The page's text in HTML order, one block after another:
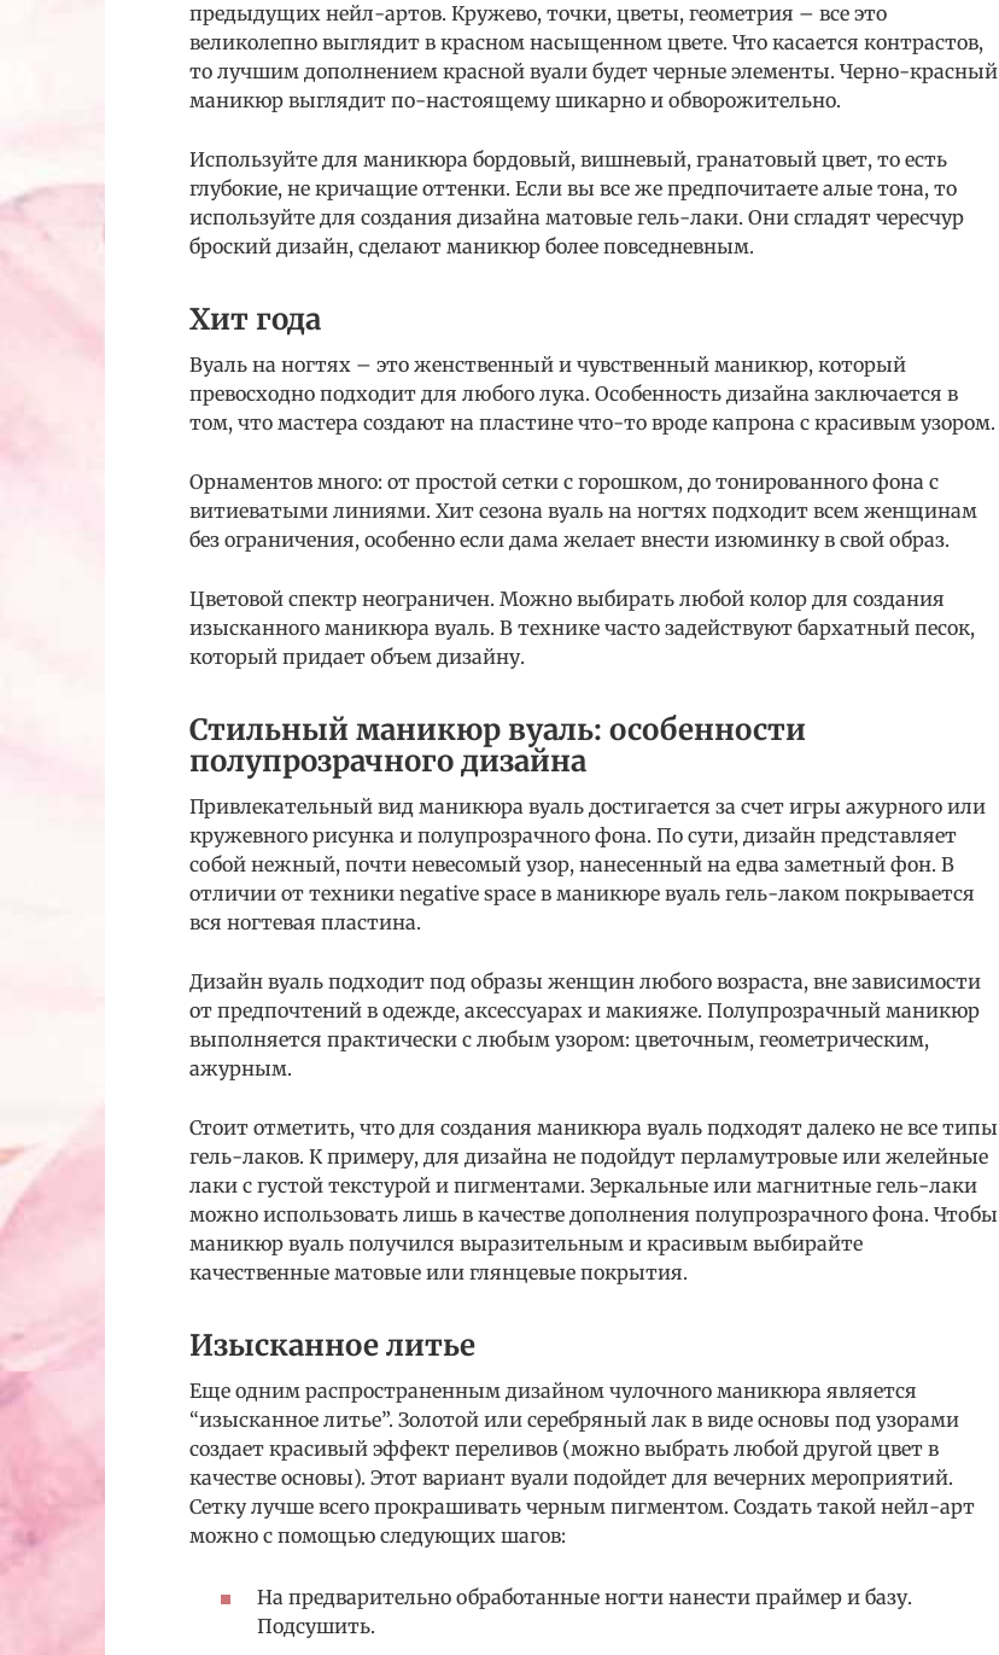
предыдущих нейл-артов. Кружево, точки, цветы, геометрия – все это
великолепно выглядит в красном насыщенном цвете. Что касается контрастов,
то лучшим дополнением красной вуали будет черные элементы. Черно-красный
маникюр выглядит по-настоящему шикарно и обворожительно.
Используйте для маникюра бордовый, вишневый, гранатовый цвет, то есть
глубокие, не кричащие оттенки. Если вы все же предпочитаете алые тона, то
используйте для создания дизайна матовые гель-лаки. Они сгладят чересчур
броский дизайн, сделают маникюр более повседневным.
Хит года
Вуаль на ногтях – это женственный и чувственный маникюр, который
превосходно подходит для любого лука. Особенность дизайна заключается в
том, что мастера создают на пластине что-то вроде капрона с красивым узором.
Орнаментов много: от простой сетки с горошком, до тонированного фона с
витиеватыми линиями. Хит сезона вуаль на ногтях подходит всем женщинам
без ограничения, особенно если дама желает внести изюминку в свой образ.
Цветовой спектр неограничен. Можно выбирать любой колор для создания
изысканного маникюра вуаль. В технике часто задействуют бархатный песок,
который придает объем дизайну.
Стильный маникюр вуаль: особенности
полупрозрачного дизайна
Привлекательный вид маникюра вуаль достигается за счет игры ажурного или
кружевного рисунка и полупрозрачного фона. По сути, дизайн представляет
собой нежный, почти невесомый узор, нанесенный на едва заметный фон. В
отличии от техники negative space в маникюре вуаль гель-лаком покрывается
вся ногтевая пластина.
Дизайн вуаль подходит под образы женщин любого возраста, вне зависимости
от предпочтений в одежде, аксессуарах и макияже. Полупрозрачный маникюр
выполняется практически с любым узором: цветочным, геометрическим,
ажурным.
Стоит отметить, что для создания маникюра вуаль подходят далеко не все типы
гель-лаков. К примеру, для дизайна не подойдут перламутровые или желейные
лаки с густой текстурой и пигментами. Зеркальные или магнитные гель-лаки
можно использовать лишь в качестве дополнения полупрозрачного фона. Чтобы
маникюр вуаль получился выразительным и красивым выбирайте
качественные матовые или глянцевые покрытия.
Изысканное литье
Еще одним распространенным дизайном чулочного маникюра является
“изысканное литье”. Золотой или серебряный лак в виде основы под узорами
создает красивый эффект переливов (можно выбрать любой другой цвет в
качестве основы). Этот вариант вуали подойдет для вечерних мероприятий.
Сетку лучше всего прокрашивать черным пигментом. Создать такой нейл-арт
можно с помощью следующих шагов:
На предварительно обработанные ногти нанести праймер и базу.
Подсушить.